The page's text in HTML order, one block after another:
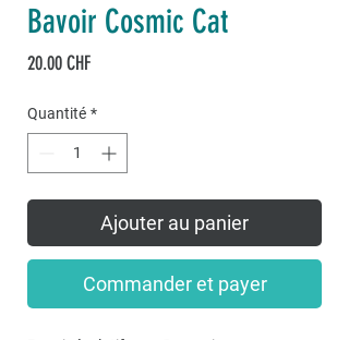
Bavoir Cosmic Cat
20.00 CHFPrix
Quantité *
Ajouter au panier
Commander et payer